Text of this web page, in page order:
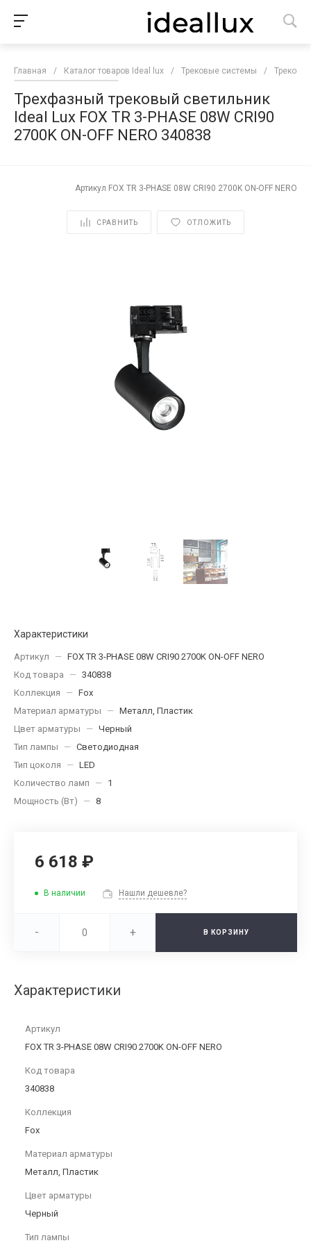
Главная / Каталог товаров Ideal lux / Трековые системы /
Трехфазный трековый светильник
Ideal Lux FOX TR 3-PHASE 08W CRI90
2700K ON-OFF NERO 340838
Артикул FOX TR 3-PHASE 08W CRI90 2700K ON-OFF NERO
СРАВНИТЬ ОТЛОЖИТЬ
Характеристики
Артикул — FOX TR 3-PHASE 08W CRI90 2700K ON-OFF NERO
Код товара
— 340838
Коллекция
— Fox
Материал арматуры
— Металл, Пластик
Цвет арматуры
— Черный
Тип лампы
— Светодиодная
Тип цоколя
— LED
Количество ламп
— 1
Мощность (Вт)
— 8
6 618 ₽
В наличии Нашли дешевле?
- + В КОРЗИНУ
Характеристики
Артикул
FOX TR 3-PHASE 08W CRI90 2700K ON-OFF NERO
Код товара
340838
Коллекция
Fox
Материал арматуры
Металл, Пластик
Цвет арматуры
Черный
Тип лампы